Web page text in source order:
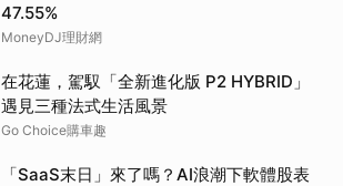
47.55%
MoneyDJ理財網
在花蓮，駕馭「全新進化版 P2 HYBRID」
遇見三種法式生活風景
Go Choice購車趣
「SaaS末日」來了嗎？AI浪潮下軟體股表